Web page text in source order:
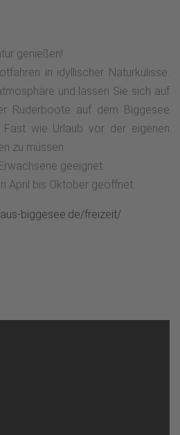
genießen!
in idyllischer Naturkulisse.
und lassen Sie sich auf
Ruderboote auf dem Biggesee
Fast wie Urlaub vor der eigenen
zu müssen.
geeignet.
April bis Oktober geöffnet.
biggesee.de/freizeit/